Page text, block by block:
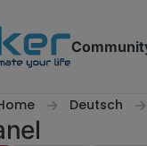
Deutsch